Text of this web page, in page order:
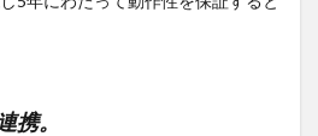
携。